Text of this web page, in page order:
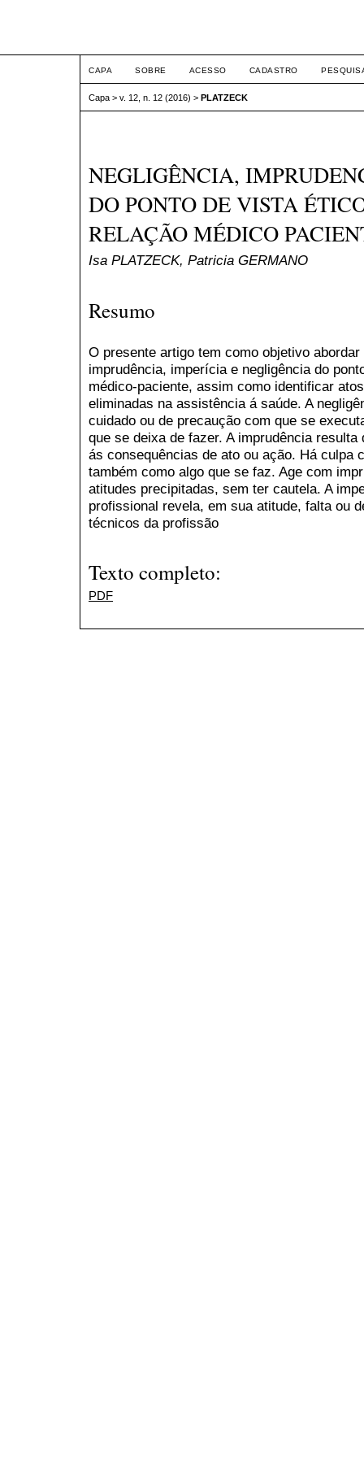
CAPA SOBRE ACESSO CADASTRO
Capa > v. 12, n. 12 (2016) > PLATZECK
NEGLIGÊNCIA,
DO PONTO DE VISTA
RELAÇÃO MÉDICO
Isa PLATZECK, Patricia GERMANO
Resumo
O presente artigo tem como objetivo
imprudência, imperícia e negligência do
médico-paciente, assim como identificar
eliminadas na assistência á saúde. A
cuidado ou de precaução com que se
que se deixa de fazer. A imprudência
ás consequências de ato ou ação. Há culpa
também como algo que se faz. Age com
atitudes precipitadas, sem ter cautela. A
profissional revela, em sua atitude, falta ou
técnicos da profissão
Texto completo:
PDF